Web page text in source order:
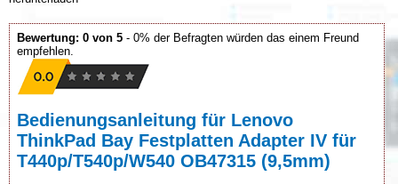
Bewertung: 0 von 5 - 0% der Befragten würden das einem Freund
empfehlen.
Bedienungsanleitung für Lenovo
ThinkPad Bay Festplatten Adapter IV für
T440p/T540p/W540 OB47315 (9,5mm)